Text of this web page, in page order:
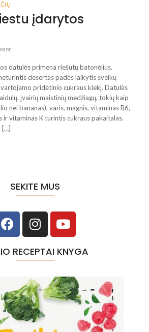
įdarytos
datulės primena riešutų batonėlius.
desertas padės laikytis sveikų
pridėtinio cukraus kiekį. Datulės
įvairių maistinių medžiagų, tokių kaip
nei bananas), varis, magnis, vitaminas B6,
ir vitaminas K turintis cukraus pakaitalas.
[…]
SEKITE MUS
RECEPTAI KNYGA